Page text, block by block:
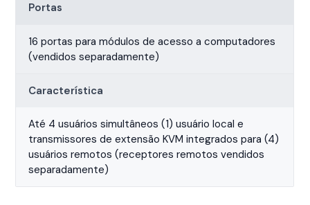
Portas
16 portas para módulos de acesso a computadores
(vendidos separadamente)
Característica
Até 4 usuários simultâneos (1) usuário local e
transmissores de extensão KVM integrados para (4)
usuários remotos (receptores remotos vendidos
separadamente)